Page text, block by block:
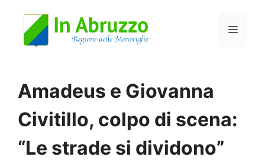
Menu
Amadeus e Giovanna
Civitillo, colpo di scena:
“Le strade si dividono”